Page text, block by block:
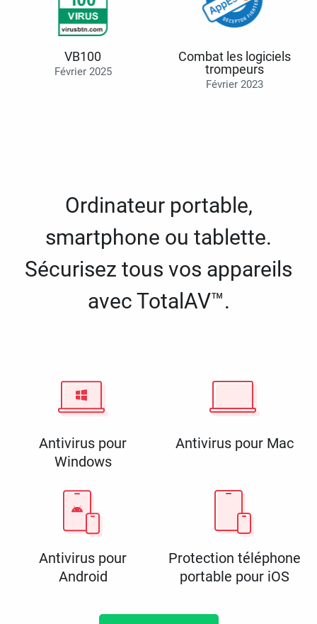
VB100
Février 2025
Combat les logiciels
trompeurs
Février 2023
Ordinateur portable,
smartphone ou tablette.
Sécurisez tous vos appareils
avec TotalAV™.
Antivirus pour
Windows
Antivirus pour Mac
Antivirus pour
Android
Protection téléphone
portable pour iOS